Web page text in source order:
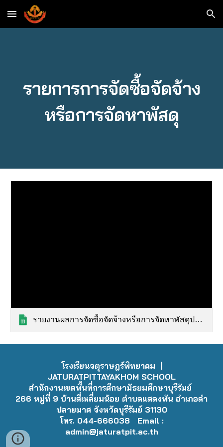
Skip to main content Skip to navigation
รายการการจัดซื้อจัดจ้าง
หรือการจัดหาพัสดุ
รายงานผลการจัดซื้อจัดจ้างหรือการจัดหาพัสดุประจำปี พ.ศ. 2567.xlsx
โรงเรียนจตุราษฎร์พิทยาคม |
JATURATPITTAYAKHOM SCHOOL
สำนักงานเขตพื้นที่การศึกษามัธยมศึกษาบุรีรัมย์
266 หมู่ที่ 9 บ้านสี่เหลี่ยมน้อย ตำบลแสลงพัน อำเภอลำ
ปลายมาศ จังหวัดบุรีรัมย์ 31130
โทร. 044-666038 Email :
admin@jaturatpit.ac.th